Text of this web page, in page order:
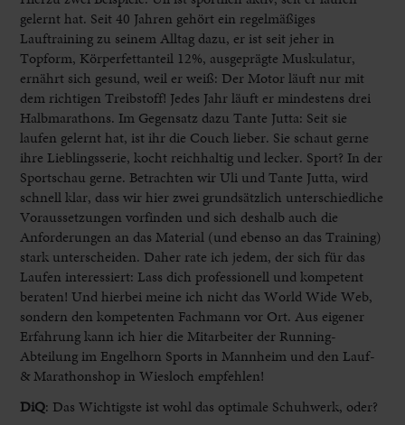
gelernt hat. Seit 40 Jahren gehört ein regelmäßiges
Lauftraining zu seinem Alltag dazu, er ist seit jeher in
Topform, Körperfettanteil 12%, ausgeprägte Muskulatur,
ernährt sich gesund, weil er weiß: Der Motor läuft nur mit
dem richtigen Treibstoff! Jedes Jahr läuft er mindestens drei
Halbmarathons. Im Gegensatz dazu Tante Jutta: Seit sie
laufen gelernt hat, ist ihr die Couch lieber. Sie schaut gerne
ihre Lieblingsserie, kocht reichhaltig und lecker. Sport? In der
Sportschau gerne. Betrachten wir Uli und Tante Jutta, wird
schnell klar, dass wir hier zwei grundsätzlich unterschiedliche
Voraussetzungen vorfinden und sich deshalb auch die
Anforderungen an das Material (und ebenso an das Training)
stark unterscheiden. Daher rate ich jedem, der sich für das
Laufen interessiert: Lass dich professionell und kompetent
beraten! Und hierbei meine ich nicht das World Wide Web,
sondern den kompetenten Fachmann vor Ort. Aus eigener
Erfahrung kann ich hier die Mitarbeiter der Running-
Abteilung im Engelhorn Sports in Mannheim und den Lauf-
& Marathonshop in Wiesloch empfehlen!
DiQ: Das Wichtigste ist wohl das optimale Schuhwerk, oder?